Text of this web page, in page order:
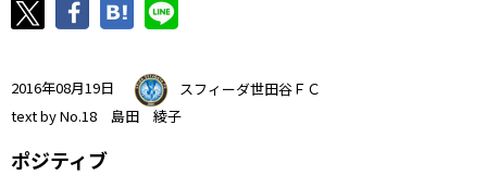
2016年08月19日
スフィーダ世田谷ＦＣ
text by No.18 島田 綾子
ポジティブ